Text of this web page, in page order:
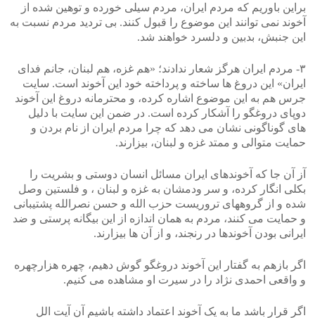
براین باوریم که مردم ایران، مردم سیلی خورده و توهین شده از
آخوند نمی توانند این موضوع را قبول کنند. بی تردید مردم نسبت به
این جنبش، بدبین و دلسرد خواهند شد.
۳- مردم ایران هرگز شعار ندادند؛ «هم غزه، هم لبنان، جانم فدای
ایران» این دروغ ها ساخته و پرداخته خود این آخوند است. سایت
جرس هم به این موضوع اشاره کرده، و محترمانه دروغ این آخوند
دوپای دروغگو را آشکار کرده است. در ضمن این سایت با دلیل
های گوناگونی نشان می دهد که چرا مردم ایران از نام بردن و
حمایت متوالی و ممتد غزه و لبنان، بیزارند.
آز آن جا که آخوندهای ایران مسائل انسان دوستی و بشریت را
بکلی انگار کرده، و سر ودمشان به غزه و لبنان ، و فلستین وصل
شده و از گروههای تروریست حزب الله و حسن نصرالله پشتیبانی
و حمایت می کنند، مردم به همان اندازه از این بیگانه پرستی و ضد
ایرانی بودن آخوندها در رنجند، و از آن ها بیزارند.
اگر بازهم به گفتار این آخوند دروغگو گوش دهیم، چهره هزارچهره
و واقعی احمدی نژاد را در سیرت او مشاهده می کنیم.
اگر قرار باشد ما به یک آخوند اعتماد داشته باشیم آن آیت الل